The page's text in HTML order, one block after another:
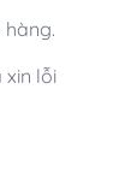
xin lỗi